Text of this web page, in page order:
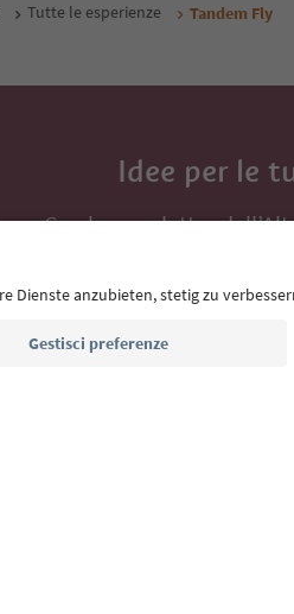
Tutte le esperienze Tandem Fly
Idee per le
Con la newsletter
Indirizzo e-mail*